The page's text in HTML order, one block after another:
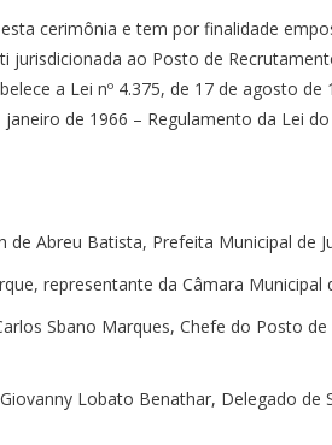
cerimônia e tem por finalidade
jurisdicionada ao Posto de
a Lei nº 4.375, de 17 de agosto de
de 1966 – Regulamento da Lei
Abreu Batista, Prefeita Municipal de
representante da Câmara Municipal
Sbano Marques, Chefe do Posto
Lobato Benathar, Delegado de